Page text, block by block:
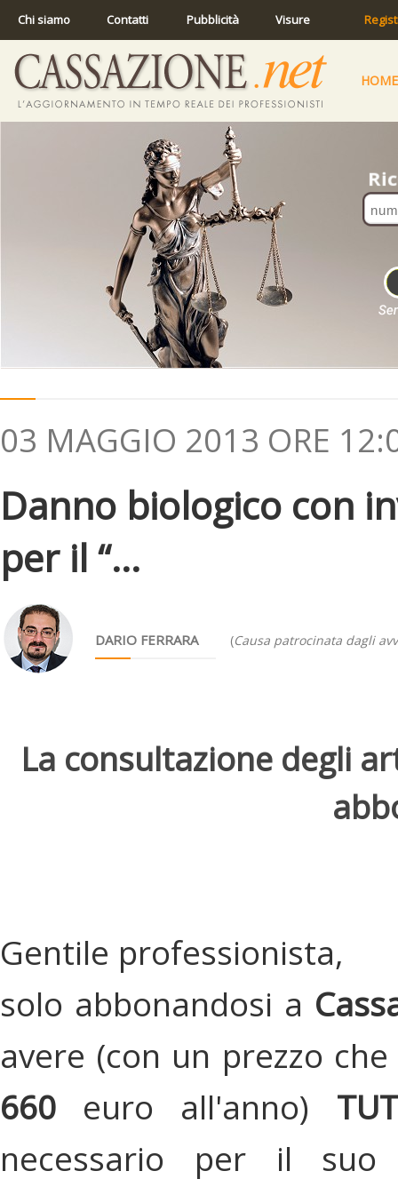
Chi siamo Contatti Pubblicità Visure
HOME
03 MAGGIO 2013 ORE
Danno biologico con
per il “...
DARIO FERRARA (Causa patrocinata dagli
La consultazione degli
Gentile professionista,
solo abbonandosi a
avere (con un prezzo
660 euro all'anno)
necessario per il suo